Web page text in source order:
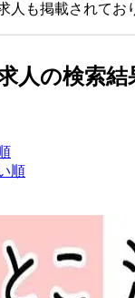
人も掲載されてお
人の検索結
順